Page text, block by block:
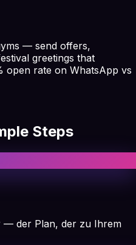
— send offers,
greetings that
open rate on WhatsApp vs
Steps
— der Plan, der zu Ihrem